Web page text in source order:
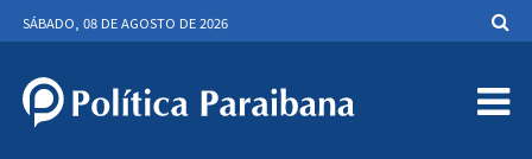
SÁBADO, 08 DE AGOSTO DE 2026